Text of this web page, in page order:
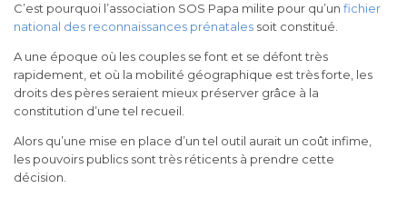
C’est pourquoi l’association SOS Papa milite pour qu’un fichier
national des reconnaissances prénatales soit constitué.
A une époque où les couples se font et se défont très
rapidement, et où la mobilité géographique est très forte, les
droits des pères seraient mieux préserver grâce à la
constitution d’une tel recueil.
Alors qu’une mise en place d’un tel outil aurait un coût infime,
les pouvoirs publics sont très réticents à prendre cette
décision.